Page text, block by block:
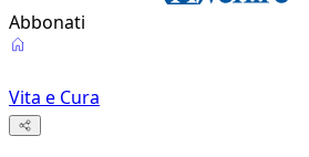
Abbonati
Vita e Cura